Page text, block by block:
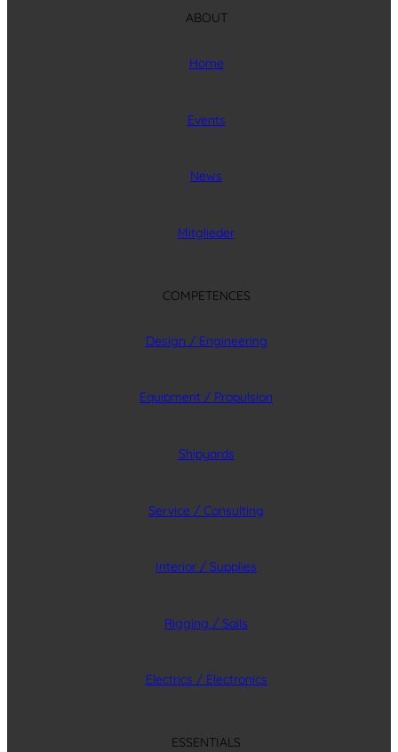
ABOUT
Home
Events
News
Mitglieder
COMPETENCES
Design / Engineering
Equipment / Propulsion
Shipyards
Service / Consulting
Interior / Supplies
Rigging / Sails
Electrics / Electronics
ESSENTIALS